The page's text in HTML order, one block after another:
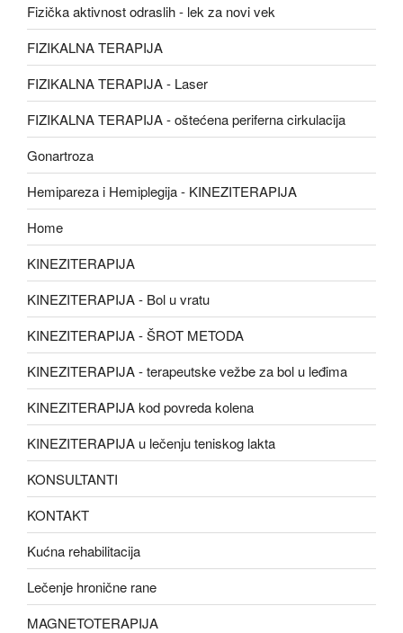
Fizička aktivnost odraslih - lek za novi vek
FIZIKALNA TERAPIJA
FIZIKALNA TERAPIJA - Laser
FIZIKALNA TERAPIJA - oštećena periferna cirkulacija
Gonartroza
Hemipareza i Hemiplegija - KINEZITERAPIJA
Home
KINEZITERAPIJA
KINEZITERAPIJA - Bol u vratu
KINEZITERAPIJA - ŠROT METODA
KINEZITERAPIJA - terapeutske vežbe za bol u leđima
KINEZITERAPIJA kod povreda kolena
KINEZITERAPIJA u lečenju teniskog lakta
KONSULTANTI
KONTAKT
Kućna rehabilitacija
Lečenje hronične rane
MAGNETOTERAPIJA